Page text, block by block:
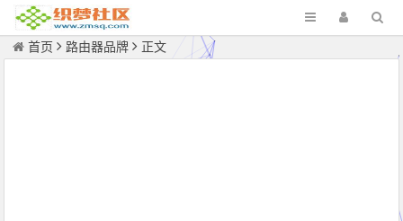
首页 路由器品牌 正文